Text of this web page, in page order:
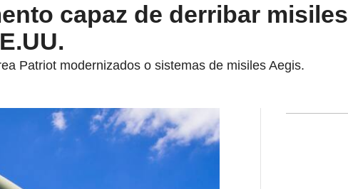
capaz de derribar misiles
Patriot modernizados o sistemas de misiles Aegis.